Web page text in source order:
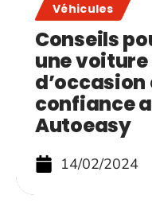
Véhicules
Conseils
une voiture
confiance
Autoeasy
14/02/2024